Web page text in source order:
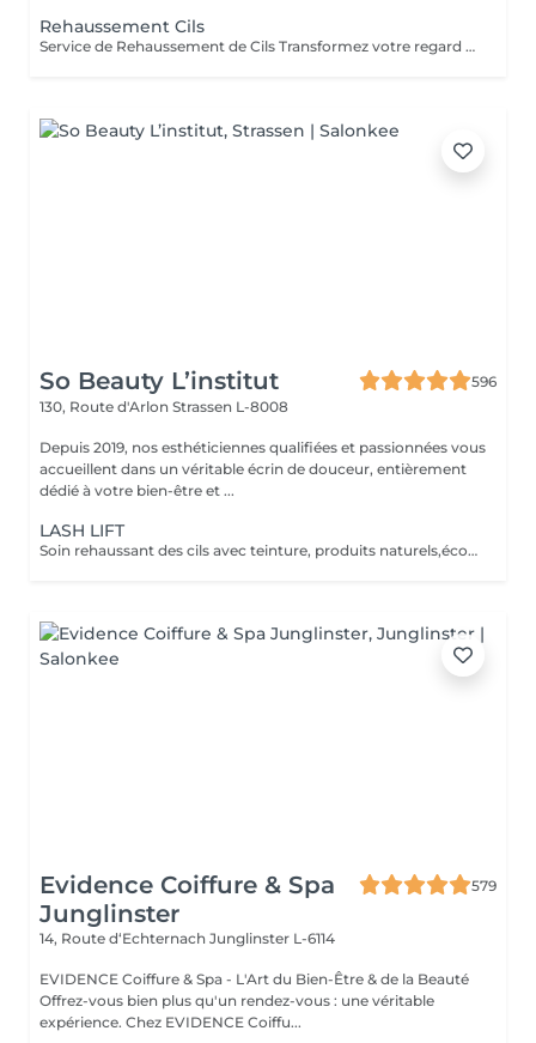
Rehaussement Cils
Service de Rehaussement de Cils Transformez votre regard avec notre service de rehaussement de cils, disponible avec ou sans teinture. Notre technique avancée inclut : - *Courbure Durable* : Nous sublimons vos cils naturels en leur apportant une courbure élégante et durable. - *Option avec Teinture* : Pour un effet encore plus spectaculaire, ajoutez de la couleur à vos cils, vous libérant ainsi de l'utilisation quotidienne de mascara. - *Hydratation Incluse* : Nos traitements incluent une hydratation profonde, garantissant des cils sains et forts. ### Entretien Pour maintenir l'effet souhaité et éviter d'endommager vos cils, nous recommandons de refaire le traitement toutes les 4 à 6 semaines. Ainsi, vous assurez un regard toujours éblouissant tout en préservant la santé de vos cils. Prenez rendez-vous dès aujourd'hui et sublimez la beauté naturelle de vos yeux !
So Beauty L’institut
596
130, Route d'Arlon Strassen L-8008
Depuis 2019, nos esthéticiennes qualifiées et passionnées vous
accueillent dans un véritable écrin de douceur, entièrement
dédié à votre bien-être et ...
LASH LIFT
Soin rehaussant des cils avec teinture, produits naturels,écocertifiés, et sans ammoniaque. Durée 6-8 semaines, compatible avec la grossesse.
Evidence Coiffure & Spa
Junglinster
579
14, Route d‘Echternach Junglinster L-6114
EVIDENCE Coiffure & Spa - L'Art du Bien-Être & de la Beauté
Offrez-vous bien plus qu'un rendez-vous : une véritable
expérience. Chez EVIDENCE Coiffu...